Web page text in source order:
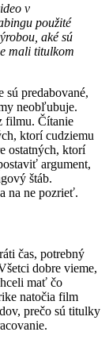
v
použité
aké sú
mali titulkom
predabované,
neobľubuje.
filmu. Čítanie
ktorí cudziemu
ostatných, ktorí
argument,
štáb.
na ne pozrieť.
čas, potrebný
dobre vieme,
mať čo
natočia film
prečo sú titulky